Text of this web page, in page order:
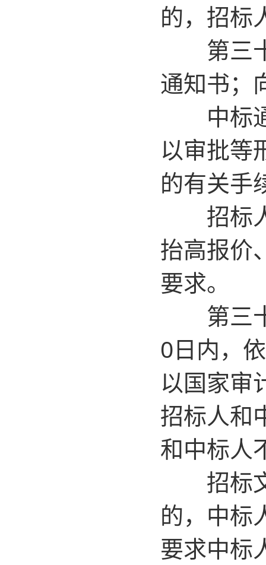
的，招标
第三十
通知书；
中标通
以审批等
的有关手
招标人
抬高报价
要求。
第三十
0日内，
以国家审
招标人和
和中标人
招标文
的，中标
要求中标